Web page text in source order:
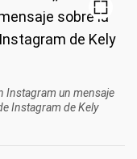
Instagram un mensaje
Instagram de Kely